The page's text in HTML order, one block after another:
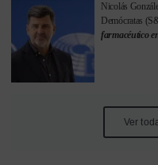
Nicolás
Demócratas
farmacéutico
Ver